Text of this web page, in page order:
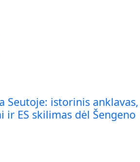
Seutoje: istorinis anklavas,
ir ES skilimas dėl Šengeno